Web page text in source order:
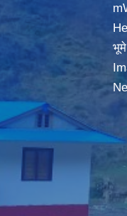
भूमे